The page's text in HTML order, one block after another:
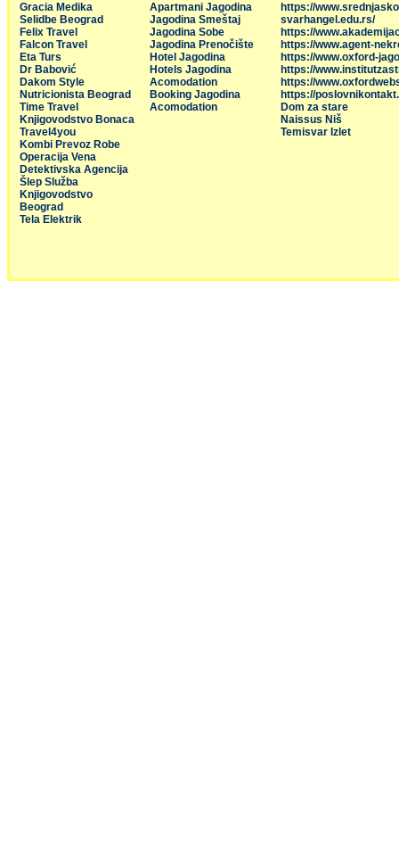
Gracia Medika
Selidbe Beograd
Felix Travel
Falcon Travel
Eta Turs
Dr Babović
Dakom Style
Nutricionista Beograd
Time Travel
Knjigovodstvo Bonaca
Travel4you
Kombi Prevoz Robe
Operacija Vena
Detektivska Agencija
Šlep Služba
Knjigovodstvo
Beograd
Tela Elektrik
Apartmani Jagodina
Jagodina Smeštaj
Jagodina Sobe
Jagodina Prenočište
Hotel Jagodina
Hotels Jagodina
Acomodation
Booking Jagodina
Acomodation
https://
svarhangel.edu.rs/
https://
https://www.agent-
https://www.oxford-
https://
https://
https://
Dom za stare
Naissus Niš
Temisvar Izlet